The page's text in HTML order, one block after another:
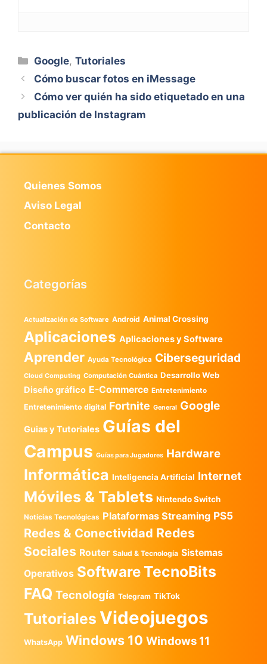
Categorías
Google,Tutoriales
Cómo buscar fotos en iMessage
Cómo ver quién ha sido etiquetado en una
publicación de Instagram
Quienes Somos
Aviso Legal
Contacto
Categorías
Actualización de Software Android Animal Crossing
Aplicaciones Aplicaciones y Software
Aprender Ayuda Tecnológica Ciberseguridad
Cloud Computing Computación Cuántica Desarrollo Web
Diseño gráfico E-Commerce Entretenimiento
Entretenimiento digital Fortnite General Google
Guias y Tutoriales Guías del
Campus Guías para Jugadores Hardware
Informática Inteligencia Artificial Internet
Móviles & Tablets Nintendo Switch
Noticias Tecnológicas Plataformas Streaming PS5
Redes & Conectividad Redes
Sociales Router Salud & Tecnología Sistemas
Operativos SoftwareTecnoBits
FAQ Tecnología Telegram TikTok
Tutoriales Videojuegos
WhatsApp Windows 10 Windows 11